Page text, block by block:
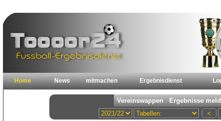
Home News mitmachen Ergebnisdienst